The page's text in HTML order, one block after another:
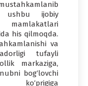
ushbu ijobiy
his qilmoqda.
va
tufayli
markaziga,
bog‘lovchi
ko‘prigiga